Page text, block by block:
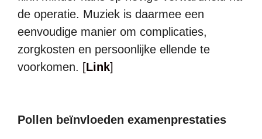
de operatie. Muziek is daarmee een
eenvoudige manier om complicaties,
zorgkosten en persoonlijke ellende te
voorkomen. [Link]
Pollen beïnvloeden examenprestaties